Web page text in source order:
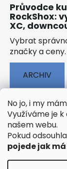
No jo, i my
Využíváme je
našem webu.
Pokud
pojede jak
Průvodce
RockShox:
XC,
Vybrat
značky a ceny.
ARCHIV
🟢